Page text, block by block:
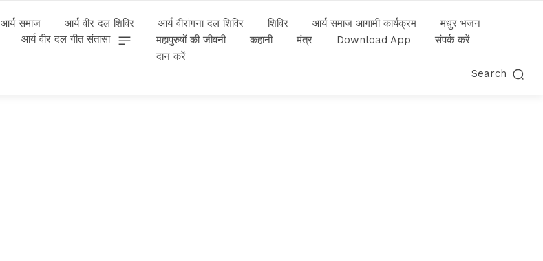
आर्य समाज आर्य वीर दल शिविर आर्य वीरांगना दल शिविर शिविर आर्य समाज आगामी कार्यक्रम
मधुर भजन
आर्य वीर दल गीत संतासा महापुरुषों की जीवनी कहानी मंत्र Download App
संपर्क करें
दान करें
Search